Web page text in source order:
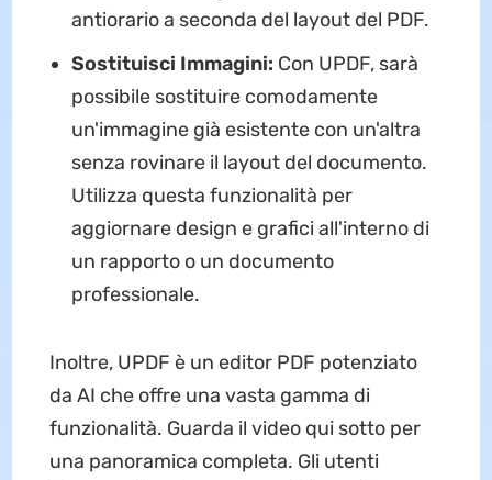
antiorario a seconda del layout del PDF.
Sostituisci Immagini: Con UPDF, sarà
possibile sostituire comodamente
un'immagine già esistente con un'altra
senza rovinare il layout del documento.
Utilizza questa funzionalità per
aggiornare design e grafici all'interno di
un rapporto o un documento
professionale.
Inoltre, UPDF è un editor PDF potenziato
da AI che offre una vasta gamma di
funzionalità. Guarda il video qui sotto per
una panoramica completa. Gli utenti